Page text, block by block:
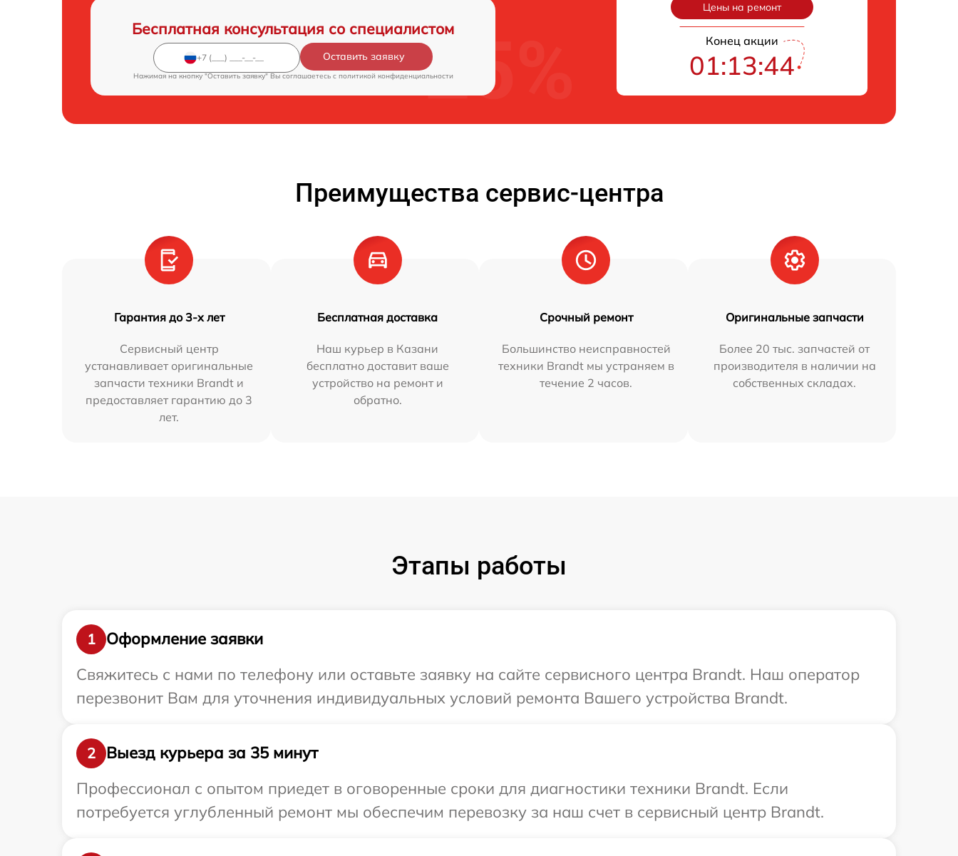
Бесплатная консультация со специалистом
Оставить заявку
Нажимая на кнопку "Оставить заявку" Вы соглашаетесь c политикой конфиденциальности
Цены на ремонт
Конец акции
01:13:43
Преимущества сервис-центра
Гарантия до 3-х лет
Сервисный центр
устанавливает оригинальные
запчасти техники Brandt и
предоставляет гарантию до 3
лет.
Бесплатная доставка
Наш курьер в Казани
бесплатно доставит ваше
устройство на ремонт и
обратно.
Срочный ремонт
Большинство неисправностей
техники Brandt мы устраняем в
течение 2 часов.
Оригинальные запчасти
Более 20 тыс. запчастей от
производителя в наличии на
собственных складах.
Этапы работы
1
Оформление заявки
Свяжитесь с нами по телефону или оставьте заявку на сайте сервисного центра Brandt. Наш оператор
перезвонит Вам для уточнения индивидуальных условий ремонта Вашего устройства Brandt.
2
Выезд курьера за 35 минут
Профессионал с опытом приедет в оговоренные сроки для диагностики техники Brandt. Если
потребуется углубленный ремонт мы обеспечим перевозку за наш счет в сервисный центр Brandt.